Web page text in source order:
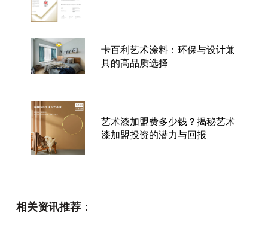
卡百利艺术涂料：环保与设计兼
具的高品质选择
艺术漆加盟费多少钱？揭秘艺术
漆加盟投资的潜力与回报
相关资讯推荐：